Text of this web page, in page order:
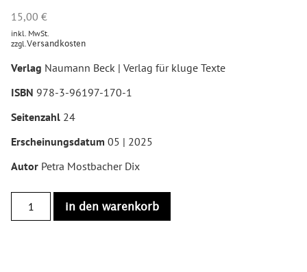
15,00 €
inkl. MwSt.
zzgl. Versandkosten
Verlag Naumann Beck | Verlag für kluge Texte
ISBN 978-3-96197-170-1
Seitenzahl 24
Erscheinungsdatum 05 | 2025
Autor Petra Mostbacher Dix
in den warenkorb